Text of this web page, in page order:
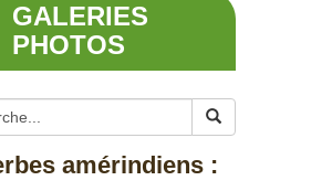
GALERIES
PHOTOS
amérindiens :